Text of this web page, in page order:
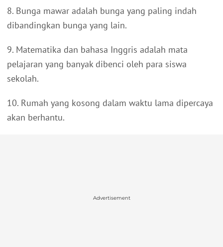
8. Bunga mawar adalah bunga yang paling indah
dibandingkan bunga yang lain.
9. Matematika dan bahasa Inggris adalah mata
pelajaran yang banyak dibenci oleh para siswa
sekolah.
10. Rumah yang kosong dalam waktu lama dipercaya
akan berhantu.
Advertisement